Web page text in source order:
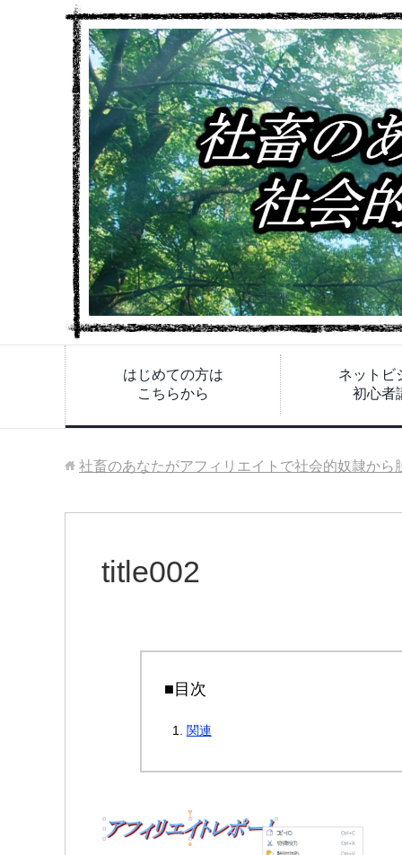
はじめての方は
こちらから
ネットビ
初心者
社畜のあなたがアフィリエイトで社会的奴隷から
title002
■目次
関連